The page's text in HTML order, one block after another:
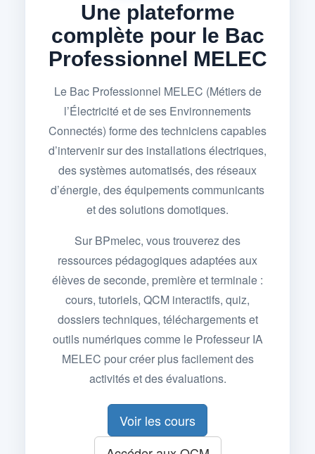
Une plateforme
complète pour le Bac
Professionnel MELEC
Le Bac Professionnel MELEC (Métiers de
l’Électricité et de ses Environnements
Connectés) forme des techniciens capables
d’intervenir sur des installations électriques,
des systèmes automatisés, des réseaux
d’énergie, des équipements communicants
et des solutions domotiques.
Sur BPmelec, vous trouverez des
ressources pédagogiques adaptées aux
élèves de seconde, première et terminale :
cours, tutoriels, QCM interactifs, quiz,
dossiers techniques, téléchargements et
outils numériques comme le Professeur IA
MELEC pour créer plus facilement des
activités et des évaluations.
Voir les cours